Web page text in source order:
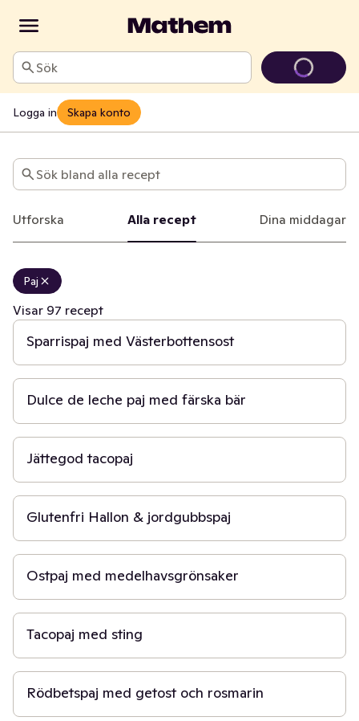
Sök
Logga in Skapa konto
Recept
Sök bland alla recept
Utforska Alla recept Dina middagar
Paj
Visar 97 recept
50 min
Sparrispaj med Västerbottensost
20 min
Dulce de leche paj med färska bär
1 t
Jättegod tacopaj
30 min
Glutenfri Hallon & jordgubbspaj
50 min
Ostpaj med medelhavsgrönsaker
45 min
Tacopaj med sting
50 min
Rödbetspaj med getost och rosmarin
1 t